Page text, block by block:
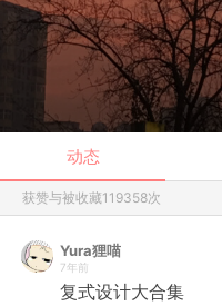
动态
获赞与被收藏119358次
Yura狸喵
7年前
复式设计大合集 ​ ​​​​